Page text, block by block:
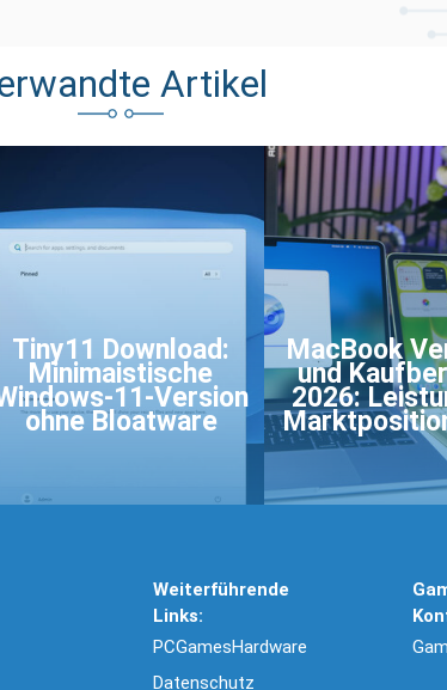
Artikel
Tiny11 Download:
Minimaistische
11-Version
ohne Bloatware
MacBook
und
2026:
Weiterführende
Links:
PCGamesHardware
Datenschutz